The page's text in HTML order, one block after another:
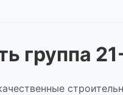
группа